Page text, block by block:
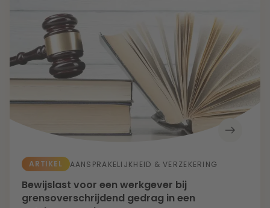
ARTIKEL AANSPRAKELIJKHEID & VERZEKERING
Bewijslast voor een werkgever bij
grensoverschrijdend gedrag in een